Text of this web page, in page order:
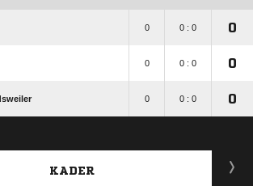
0 0 : 0 0
0 0 : 0 0
0 0 : 0 0
KADER